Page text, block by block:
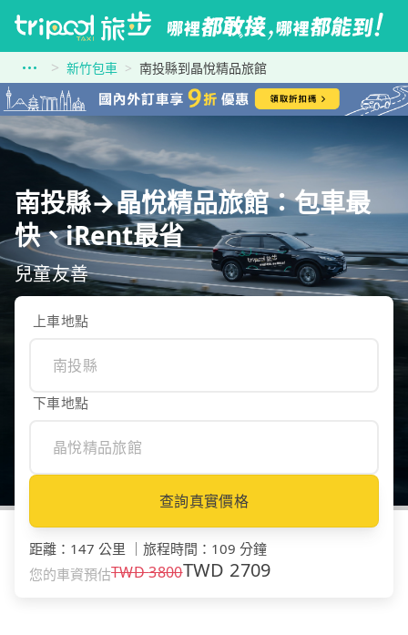
新竹包車 南投縣到晶悅精品旅館
南投縣→晶悅精品旅館：包車最
快、iRent最省
兒童友善
上車地點
下車地點
查詢真實價格
距離 ： 147 公里 旅程時間 ： 109 分鐘
您的車資預估TWD3800TWD 2709